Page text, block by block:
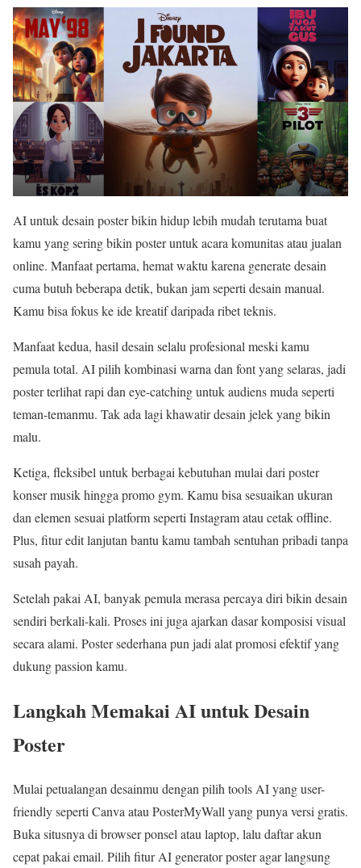
AI untuk desain poster bikin hidup lebih mudah terutama buat
kamu yang sering bikin poster untuk acara komunitas atau jualan
online. Manfaat pertama, hemat waktu karena generate desain
cuma butuh beberapa detik, bukan jam seperti desain manual.
Kamu bisa fokus ke ide kreatif daripada ribet teknis.
Manfaat kedua, hasil desain selalu profesional meski kamu
pemula total. AI pilih kombinasi warna dan font yang selaras, jadi
poster terlihat rapi dan eye-catching untuk audiens muda seperti
teman-temanmu. Tak ada lagi khawatir desain jelek yang bikin
malu.
Ketiga, fleksibel untuk berbagai kebutuhan mulai dari poster
konser musik hingga promo gym. Kamu bisa sesuaikan ukuran
dan elemen sesuai platform seperti Instagram atau cetak offline.
Plus, fitur edit lanjutan bantu kamu tambah sentuhan pribadi tanpa
susah payah.
Setelah pakai AI, banyak pemula merasa percaya diri bikin desain
sendiri berkali-kali. Proses ini juga ajarkan dasar komposisi visual
secara alami. Poster sederhana pun jadi alat promosi efektif yang
dukung passion kamu.
Langkah Memakai AI untuk Desain
Poster
Mulai petualangan desainmu dengan pilih tools AI yang user-
friendly seperti Canva atau PosterMyWall yang punya versi gratis.
Buka situsnya di browser ponsel atau laptop, lalu daftar akun
cepat pakai email. Pilih fitur AI generator poster agar langsung